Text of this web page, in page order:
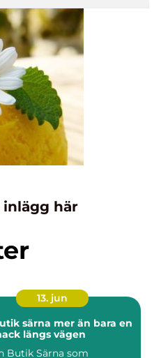
inlägg här
13. jun
särna mer än bara en
längs vägen
Butik Särna som